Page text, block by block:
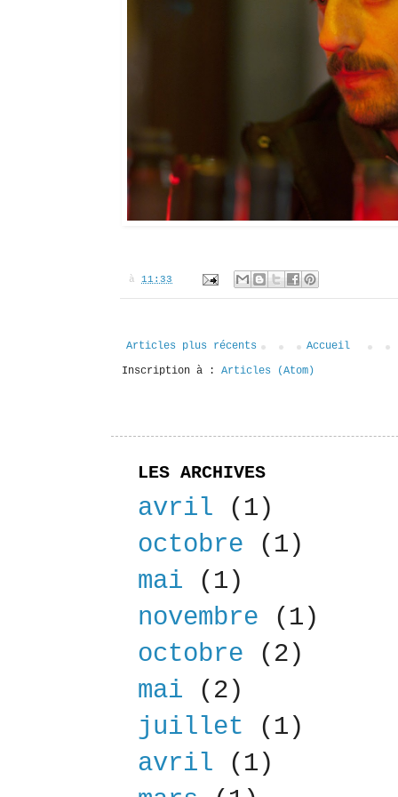
à 11:33
Articles plus récents
Accueil
Inscription à : Articles (Atom)
LES ARCHIVES
avril (1)
octobre (1)
mai (1)
novembre (1)
octobre (2)
mai (2)
juillet (1)
avril (1)